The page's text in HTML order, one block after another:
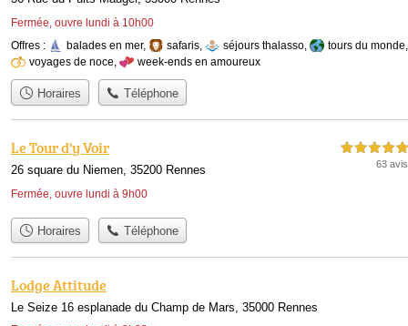
Fermée, ouvre lundi à 10h00
Offres : balades en mer, safaris, séjours thalasso, tours du monde,
voyages de noce, week-ends en amoureux
Horaires Téléphone
Le Tour d'y Voir
26 square du Niemen, 35200 Rennes
Fermée, ouvre lundi à 9h00
5,0 étoiles sur 5
63 avis
Horaires Téléphone
Lodge Attitude
Le Seize 16 esplanade du Champ de Mars, 35000 Rennes